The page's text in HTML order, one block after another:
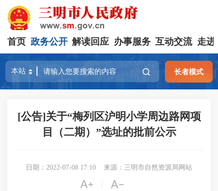
首页 政务公开 解读回应 办事服务 互动交流 走进
长者模式
[公告]关于“梅列区沪明小学周边路网项
目（二期）”选址的批前公示
日期：2022-07-08 17:10 来源：三明市自然资源局网站
 